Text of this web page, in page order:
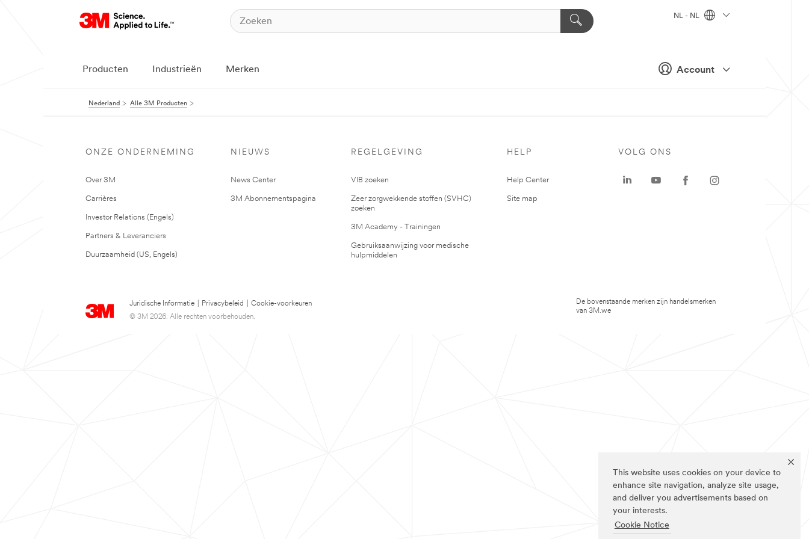
This website uses cookies on your device to
enhance site navigation, analyze site usage,
and deliver you advertisements based on
your interests.
Cookie Notice
Account
NL - NL
Producten Industrieën Merken
Nederland Alle 3M Producten
ONZE ONDERNEMING
Over 3M
Carrières
Investor Relations (Engels)
Partners & Leveranciers
Duurzaamheid (US, Engels)
NIEUWS
News Center
3M Abonnementspagina
REGELGEVING
VIB zoeken
Zeer zorgwekkende stoffen (SVHC)
zoeken
3M Academy - Trainingen
Gebruiksaanwijzing voor medische
hulpmiddelen
HELP
Help Center
Site map
Juridische Informatie Privacybeleid
Cookie-voorkeuren
© 3M 2026. Alle rechten voorbehouden.
VOLG ONS
De bovenstaande merken zijn handelsmerken
van 3M.we